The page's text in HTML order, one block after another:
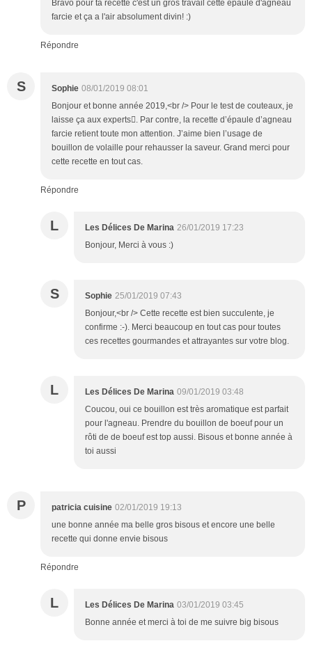
Bravo pour ta recette c'est un gros travail cette épaule d'agneau
farcie et ça a l'air absolument divin! :)
Répondre
S Sophie 08/01/2019 08:01
Bonjour et bonne année 2019,<br /> Pour le test de couteaux, je
laisse ça aux experts. Par contre, la recette d’épaule d’agneau
farcie retient toute mon attention. J’aime bien l’usage de
bouillon de volaille pour rehausser la saveur. Grand merci pour
cette recette en tout cas.
Répondre
L Les Délices De Marina 26/01/2019 17:23
Bonjour, Merci à vous :)
S Sophie 25/01/2019 07:43
Bonjour,<br /> Cette recette est bien succulente, je
confirme :-). Merci beaucoup en tout cas pour toutes
ces recettes gourmandes et attrayantes sur votre blog.
L Les Délices De Marina 09/01/2019 03:48
Coucou, oui ce bouillon est très aromatique est parfait
pour l'agneau. Prendre du bouillon de boeuf pour un
rôti de de boeuf est top aussi. Bisous et bonne année à
toi aussi
P patricia cuisine 02/01/2019 19:13
une bonne année ma belle gros bisous et encore une belle
recette qui donne envie bisous
Répondre
L Les Délices De Marina 03/01/2019 03:45
Bonne année et merci à toi de me suivre big bisous